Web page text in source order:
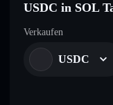
USDC in SOL
Verkaufen
USDC